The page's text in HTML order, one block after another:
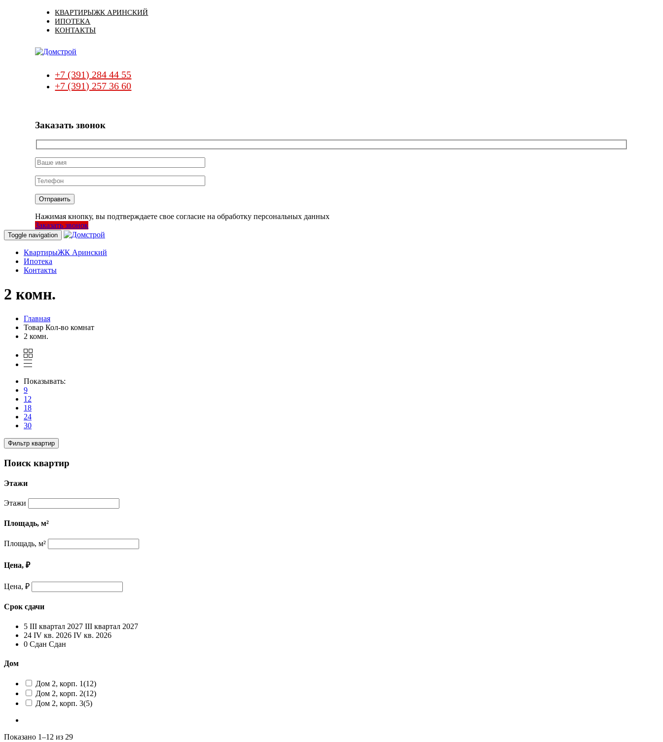
КВАРТИРЫЖК АРИНСКИЙ
ИПОТЕКА
КОНТАКТЫ
+7 (391) 284 44 55
+7 (391) 257 36 60
Заказать звонок
Нажимая кнопку, вы подтверждаете свое согласие на обработку персональных данных
Заказать звонок
Toggle navigation
КвартирыЖК Аринский
Ипотека
Контакты
2 комн.
Главная
Товар Кол-во комнат
2 комн.
Показывать:
9
12
18
24
30
Фильтр квартир
Поиск квартир
Этажи
Этажи
Площадь, м²
Площадь, м²
Цена, ₽
Цена, ₽
Срок сдачи
5 III квартал 2027 III квартал 2027
24 IV кв. 2026 IV кв. 2026
0 Сдан Сдан
Дом
Дом 2, корп. 1(12)
Дом 2, корп. 2(12)
Дом 2, корп. 3(5)
Показано 1–12 из 29